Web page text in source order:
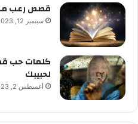
قصص رعب
سبتمبر 12, 2023
كلمات حب
لحبيبك
أغسطس 2, 2023